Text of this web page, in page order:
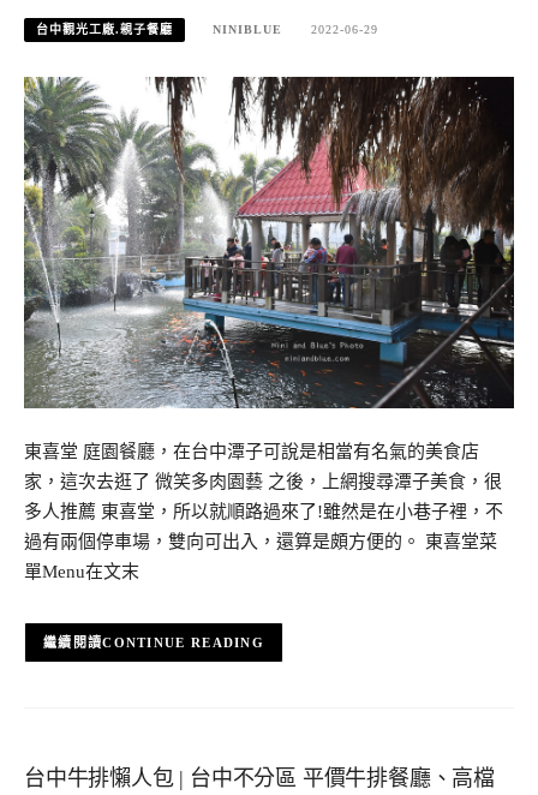
台中觀光工廠.親子餐廳 NINIBLUE 2022-06-29
東喜堂 庭園餐廳，在台中潭子可說是相當有名氣的美食店
家，這次去逛了 微笑多肉園藝 之後，上網搜尋潭子美食，很
多人推薦 東喜堂，所以就順路過來了!雖然是在小巷子裡，不
過有兩個停車場，雙向可出入，還算是頗方便的。 東喜堂菜
單Menu在文末
CONTINUE READING
台中牛排懶人包 | 台中不分區 平價牛排餐廳、高檔